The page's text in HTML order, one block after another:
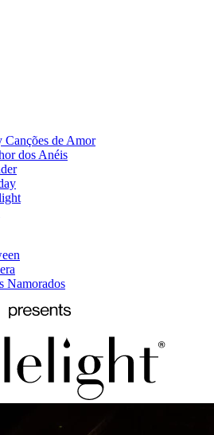
de Amor
dos Anéis
Namorados